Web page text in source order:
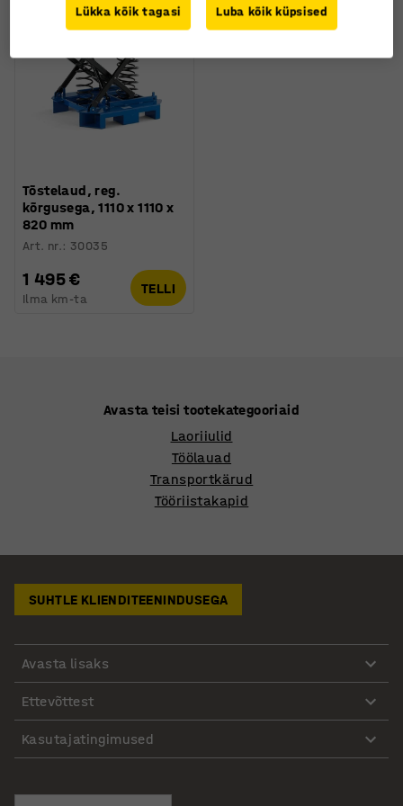
Tõstelaud, reg.
kõrgusega, 1110 x 1110 x
820 mm
Art. nr.: 30035
1 495 €
Ilma km-ta
TELLI
Avasta teisi tootekategooriaid
Laoriiulid
Töölauad
Transportkärud
Tööriistakapid
SUHTLE KLIENDITEENINDUSEGA
Avasta lisaks
Ettevõttest
Kasutajatingimused
Lükka kõik tagasi Luba kõik küpsised